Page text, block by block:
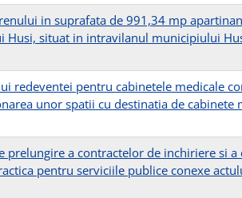
in suprafata de 991,34 mp
situat in intravilanul municipiului
redeventei pentru cabinetele medicale
unor spatii cu destinatia de cabinete
prelungire a contractelor de inchiriere si
pentru serviciile publice conexe